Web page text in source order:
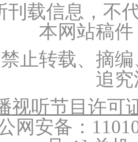
刊载信息，不
本网站稿
止转载、摘
追
视听节目许可
网安备：